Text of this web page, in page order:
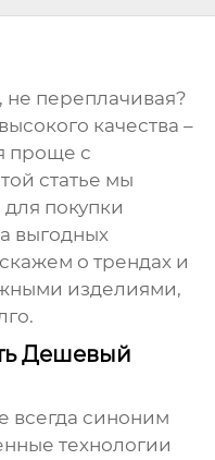
не переплачивая?
высокого качества –
проще с
статье мы
покупки
выгодных
о трендах и
изделиями,
Дешевый
всегда синоним
технологии